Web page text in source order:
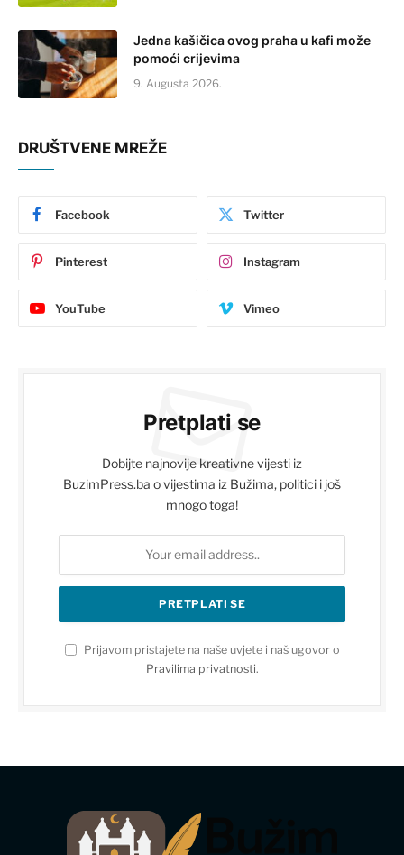
Jedna kašičica ovog praha u kafi može
pomoći crijevima
9. Augusta 2026.
DRUŠTVENE MREŽE
Facebook Twitter
Pinterest Instagram
YouTube Vimeo
Pretplati se
Dobijte najnovije kreativne vijesti iz
BuzimPress.ba o vijestima iz Bužima, politici i još
mnogo toga!
Prijavom pristajete na naše uvjete i naš ugovor o
Pravilima privatnosti.